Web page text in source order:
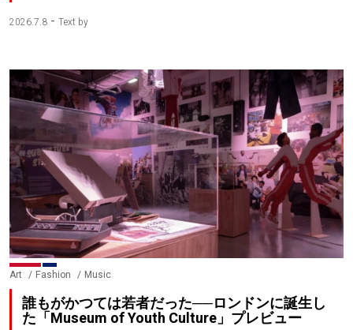
2026.7.8 - Text by
Art Fashion Music
誰もがかつては若者だった──ロンドンに誕生し
た「Museum of Youth Culture」プレビュー